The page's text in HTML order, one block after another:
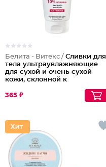
Белита - Витекс / Сливки для
тела ультраувлажняющие
для сухой и очень сухой
кожи, склонной к
Panthenol Urea
365 ₽